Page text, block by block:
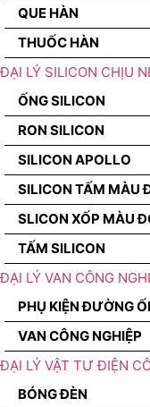
QUE HÀN
THUỐC HÀN
ĐẠI LÝ SILICON CHỊU
ỐNG SILICON
RON SILICON
SILICON APOLLO
SILICON TẤM MÀU
SLICON XỐP MÀU
TẤM SILICON
ĐẠI LÝ VAN CÔNG
PHỤ KIỆN ĐƯỜNG
VAN CÔNG NGHIỆP
ĐẠI LÝ VẬT TƯ ĐIỆN
BÓNG ĐÈN